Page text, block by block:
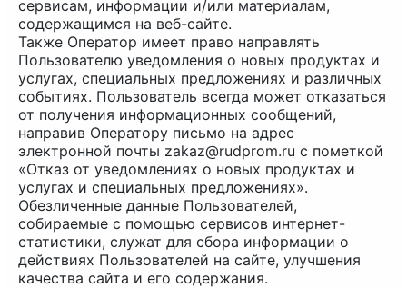
сервисам, информации и/или материалам,
содержащимся на веб-сайте.
Также Оператор имеет право направлять
Пользователю уведомления о новых продуктах и
услугах, специальных предложениях и различных
событиях. Пользователь всегда может отказаться
от получения информационных сообщений,
направив Оператору письмо на адрес
электронной почты zakaz@rudprom.ru с пометкой
«Отказ от уведомлениях о новых продуктах и
услугах и специальных предложениях».
Обезличенные данные Пользователей,
собираемые с помощью сервисов интернет-
статистики, служат для сбора информации о
действиях Пользователей на сайте, улучшения
качества сайта и его содержания.